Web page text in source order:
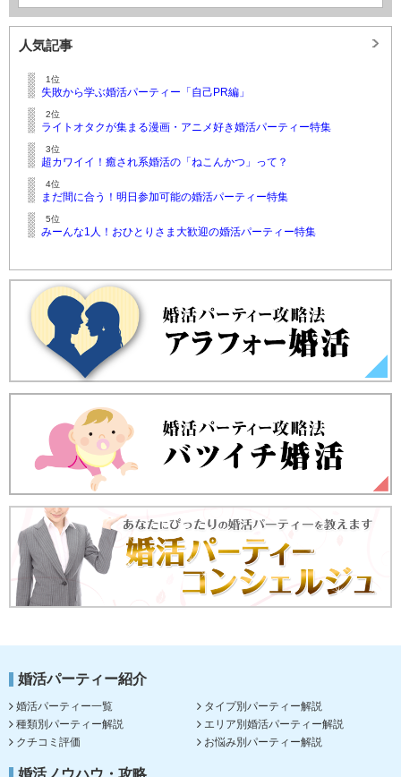
人気記事
1位
失敗から学ぶ婚活パーティー「自己PR編」
2位
ライトオタクが集まる漫画・アニメ好き婚活パーティー特集
3位
超カワイイ！癒され系婚活の「ねこんかつ」って？
4位
まだ間に合う！明日参加可能の婚活パーティー特集
5位
みーんな1人！おひとりさま大歓迎の婚活パーティー特集
婚活パーティー紹介
婚活パーティー一覧
タイプ別パーティー解説
種類別パーティー解説
エリア別婚活パーティー解説
クチコミ評価
お悩み別パーティー解説
婚活ノウハウ・攻略